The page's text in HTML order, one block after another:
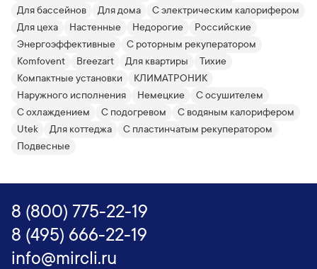
Для бассейнов
Для дома
С электрическим калорифером
Для цеха
Настенные Недорогие
Российские
Энергоэффективные
С роторным рекуператором
Komfovent
Breezart Для квартиры
Тихие
Компактные установки
КЛИМАТРОНИК
Наружного исполнения
Немецкие
С осушителем
С охлаждением
С подогревом
С водяным калорифером
Utek
Для коттеджа
С пластинчатым рекуператором
Подвесные
8 (800) 775-22-19
8 (495) 666-22-19
info@mircli.ru